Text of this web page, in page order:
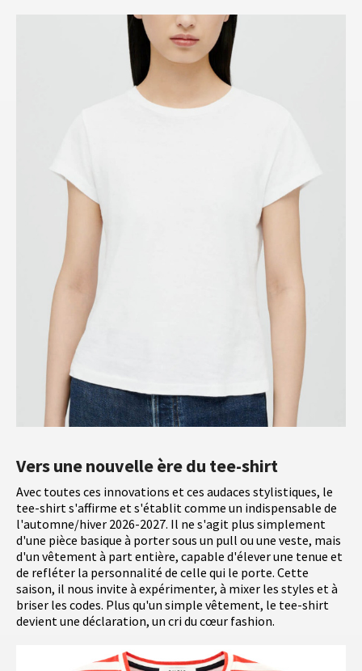
Vers une nouvelle ère du tee-shirt
Avec toutes ces innovations et ces audaces stylistiques, le
tee-shirt s'affirme et s'établit comme un indispensable de
l'automne/hiver 2026-2027. Il ne s'agit plus simplement
d'une pièce basique à porter sous un pull ou une veste, mais
d'un vêtement à part entière, capable d'élever une tenue et
de refléter la personnalité de celle qui le porte. Cette
saison, il nous invite à expérimenter, à mixer les styles et à
briser les codes. Plus qu'un simple vêtement, le tee-shirt
devient une déclaration, un cri du cœur fashion.